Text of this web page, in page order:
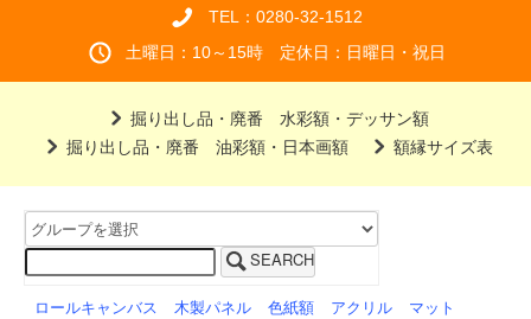
TEL：0280-32-1512
土曜日：10～15時 定休日：日曜日・祝日
掘り出し品・廃番 水彩額・デッサン額
掘り出し品・廃番 油彩額・日本画額
額縁サイズ表
SEARCH
ロールキャンバス 木製パネル 色紙額 アクリル
マット